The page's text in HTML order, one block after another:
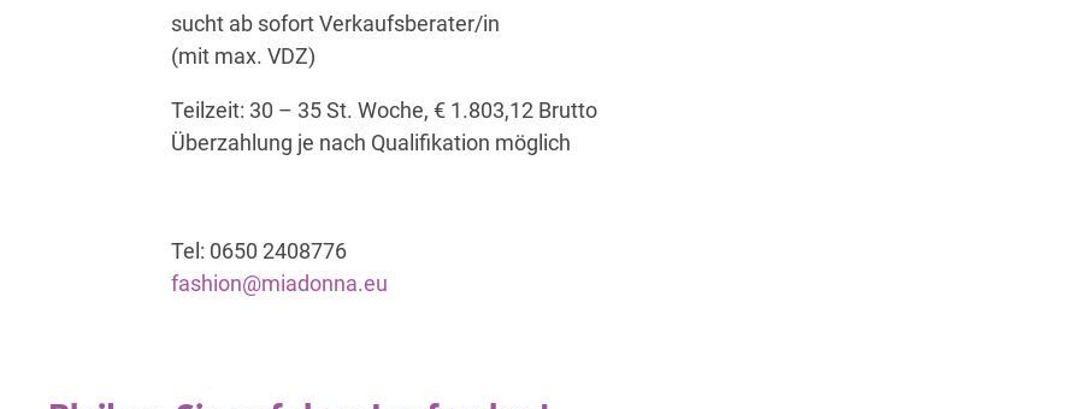
sucht ab sofort Verkaufsberater/in
(mit max. VDZ)
Teilzeit: 30 – 35 St. Woche, € 1.803,12 Brutto
Überzahlung je nach Qualifikation möglich
Tel: 0650 2408776
fashion@miadonna.eu